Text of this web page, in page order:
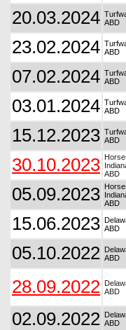
20.03.2024 ABD
23.02.2024 ABD
07.02.2024 ABD
03.01.2024 ABD
15.12.2023 ABD
30.10.2023 ABD
05.09.2023 ABD
15.06.2023 ABD
05.10.2022 ABD
28.09.2022 ABD
02.09.2022 ABD